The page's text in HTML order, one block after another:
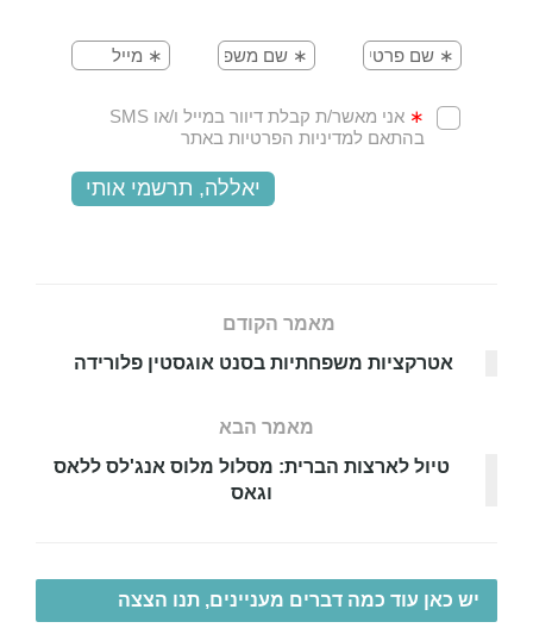
מאמר הקודם
אטרקציות משפחתיות בסנט אוגסטין פלורידה
מאמר הבא
טיול לארצות הברית: מסלול מלוס אנג'לס ללאס
וגאס
יש כאן עוד כמה דברים מעניינים, תנו הצצה